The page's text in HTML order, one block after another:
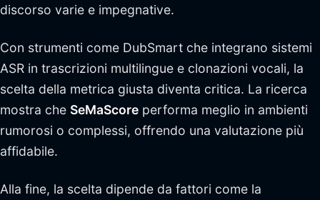
discorso varie e impegnative.
Con strumenti come DubSmart che integrano sistemi
ASR in trascrizioni multilingue e clonazioni vocali, la
scelta della metrica giusta diventa critica. La ricerca
mostra che SeMaScore performa meglio in ambienti
rumorosi o complessi, offrendo una valutazione più
affidabile.
Alla fine, la scelta dipende da fattori come la